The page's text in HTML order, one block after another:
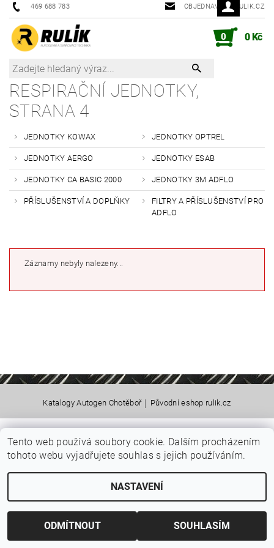
469 688 783 OBJEDNAVKY@RULIK.CZ
0 0 Kč
RESPIRAČNÍ JEDNOTKY,
STRANA 4
JEDNOTKY KOWAX JEDNOTKY OPTREL
JEDNOTKY AERGO JEDNOTKY ESAB
JEDNOTKY CA BASIC 2000 JEDNOTKY 3M ADFLO
PŘÍSLUŠENSTVÍ A DOPLŇKY
FILTRY A PŘÍSLUŠENSTVÍ PRO
ADFLO
Záznamy nebyly nalezeny...
Katalogy Autogen Chotěboř | Původní eshop rulik.cz
2026 © Jiří Rulík Chrudim, všechna práva vyhrazenaUpravit nastavení cookies
Vytvořil Shoptet
Tento web používá soubory cookie. Dalším procházením
tohoto webu vyjadřujete souhlas s jejich používáním.
NASTAVENÍ
ODMÍTNOUT SOUHLASÍM